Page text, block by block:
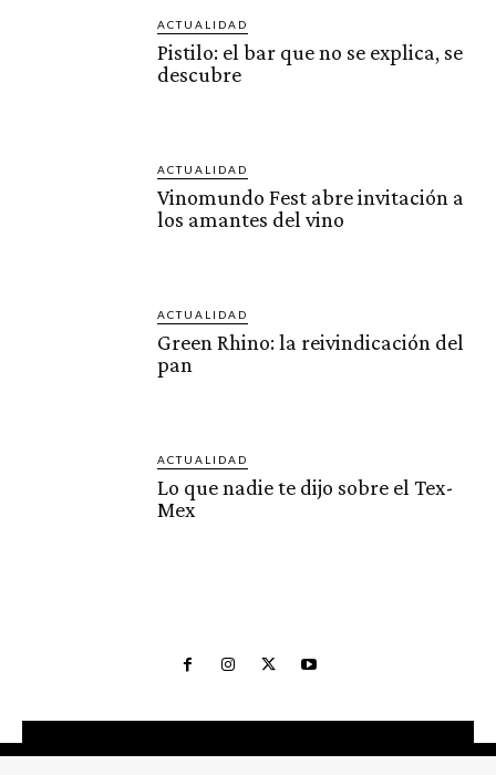
ACTUALIDAD
Pistilo: el bar que no se explica, se
descubre
ACTUALIDAD
Vinomundo Fest abre invitación a
los amantes del vino
ACTUALIDAD
Green Rhino: la reivindicación del
pan
ACTUALIDAD
Lo que nadie te dijo sobre el Tex-
Mex